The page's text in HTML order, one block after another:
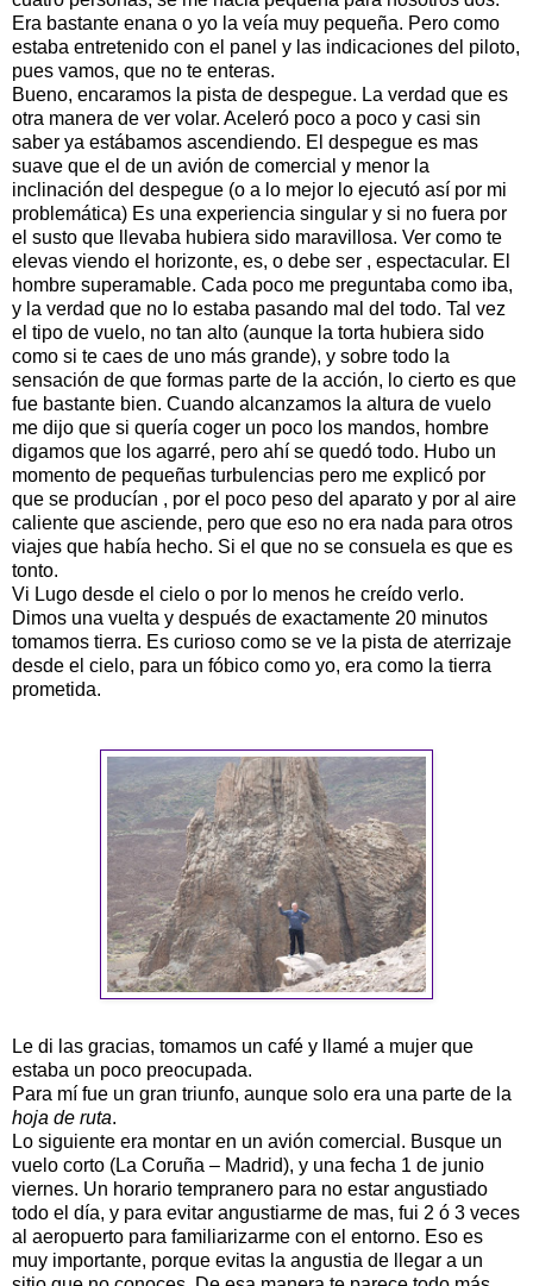
Era bastante enana o yo la veía muy pequeña. Pero como
estaba entretenido con el panel y las indicaciones del piloto,
pues vamos, que no te enteras.
Bueno, encaramos la pista de despegue. La verdad que es
otra manera de ver volar. Aceleró poco a poco y casi sin
saber ya estábamos ascendiendo. El despegue es mas
suave que el de un avión de comercial y menor la
inclinación del despegue (o a lo mejor lo ejecutó así por mi
problemática) Es una experiencia singular y si no fuera por
el susto que llevaba hubiera sido maravillosa. Ver como te
elevas viendo el horizonte, es, o debe ser , espectacular. El
hombre superamable. Cada poco me preguntaba como iba,
y la verdad que no lo estaba pasando mal del todo. Tal vez
el tipo de vuelo, no tan alto (aunque la torta hubiera sido
como si te caes de uno más grande), y sobre todo la
sensación de que formas parte de la acción, lo cierto es que
fue bastante bien. Cuando alcanzamos la altura de vuelo
me dijo que si quería coger un poco los mandos, hombre
digamos que los agarré, pero ahí se quedó todo. Hubo un
momento de pequeñas turbulencias pero me explicó por
que se producían , por el poco peso del aparato y por al aire
caliente que asciende, pero que eso no era nada para otros
viajes que había hecho. Si el que no se consuela es que es
tonto.
Vi Lugo desde el cielo o por lo menos he creído verlo.
Dimos una vuelta y después de exactamente 20 minutos
tomamos tierra. Es curioso como se ve la pista de aterrizaje
desde el cielo, para un fóbico como yo, era como la tierra
prometida.
Le di las gracias, tomamos un café y llamé a mujer que
estaba un poco preocupada.
Para mí fue un gran triunfo, aunque solo era una parte de la
hoja de ruta.
Lo siguiente era montar en un avión comercial. Busque un
vuelo corto (La Coruña – Madrid), y una fecha 1 de junio
viernes. Un horario tempranero para no estar angustiado
todo el día, y para evitar angustiarme de mas, fui 2 ó 3 veces
al aeropuerto para familiarizarme con el entorno. Eso es
muy importante, porque evitas la angustia de llegar a un